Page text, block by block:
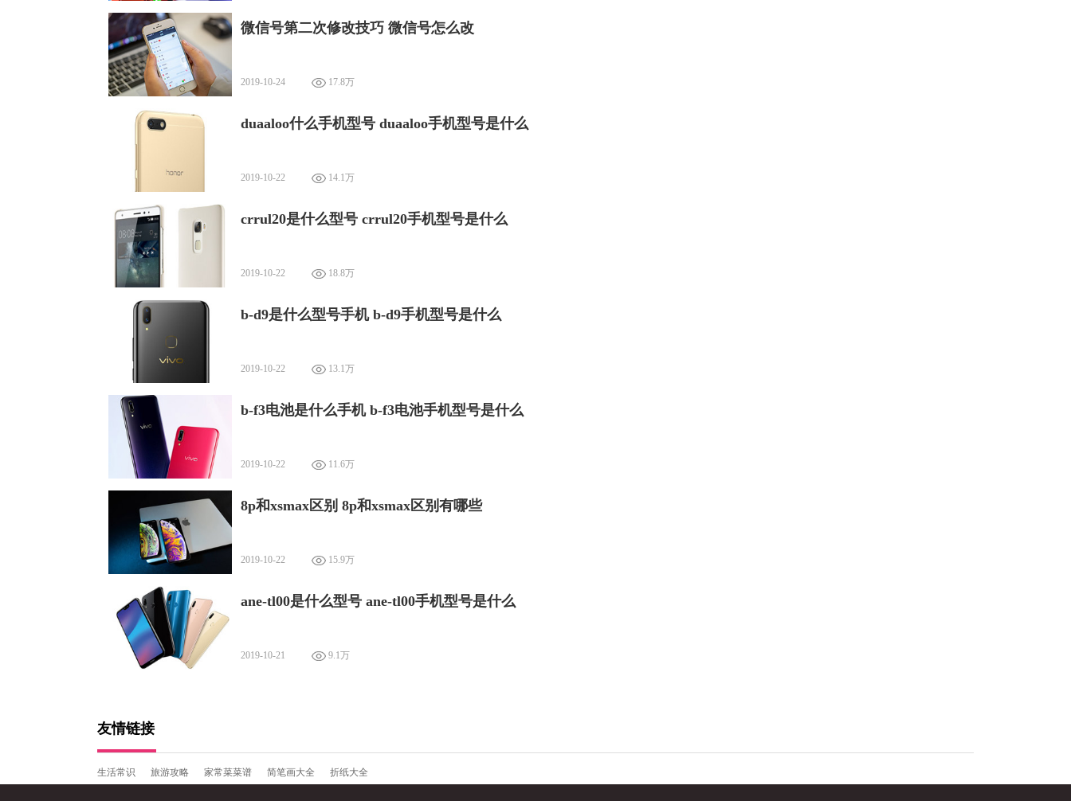
微信号第二次修改技巧 微信号怎么改
2019-10-24 17.8万
duaaloo什么手机型号 duaaloo手机型号是什么
2019-10-22 14.1万
crrul20是什么型号 crrul20手机型号是什么
2019-10-22 18.8万
b-d9是什么型号手机 b-d9手机型号是什么
2019-10-22 13.1万
b-f3电池是什么手机 b-f3电池手机型号是什么
2019-10-22 11.6万
8p和xsmax区别 8p和xsmax区别有哪些
2019-10-22 15.9万
ane-tl00是什么型号 ane-tl00手机型号是什么
2019-10-21 9.1万
友情链接
生活常识 旅游攻略 家常菜菜谱 简笔画大全 折纸大全